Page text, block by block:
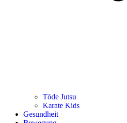
Tōde Jutsu
Kara­te Kids
Gesund­heit